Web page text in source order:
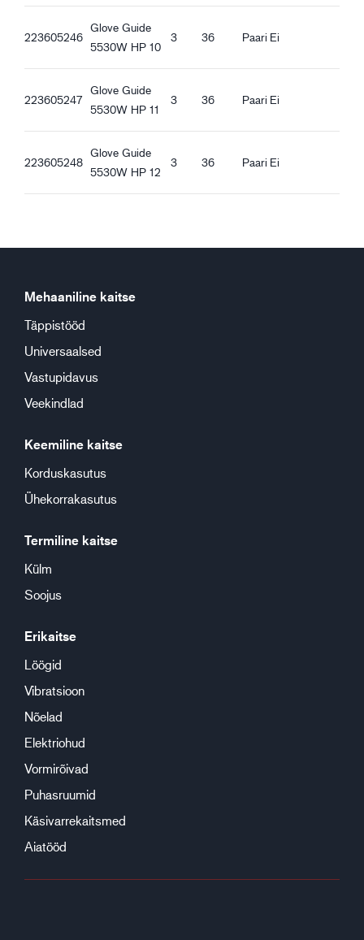
REACH-määrusele vastavad
Ergonoomilised omadused
Tuulekindlad
Avatud mansett
Randmeosas kummipael
Guide 5530W_et-EE_Productsheet.pdf
223605246
Glove Guide
5530W HP 10
3 36 Paari Ei
223605247
Glove Guide
5530W HP 11
3 36 Paari Ei
223605248
Glove Guide
5530W HP 12
3 36 Paari Ei
Mehaaniline kaitse
Täppistööd
Universaalsed
Vastupidavus
Veekindlad
Keemiline kaitse
Korduskasutus
Ühekorrakasutus
Termiline kaitse
Külm
Soojus
Erikaitse
Löögid
Vibratsioon
Nõelad
Elektriohud
Vormirõivad
Puhasruumid
Käsivarrekaitsmed
Aiatööd